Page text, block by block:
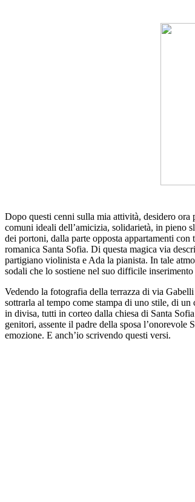
Dopo questi cenni sulla mia attività, desidero
comuni ideali dell’amicizia, solidarietà, in pieno
dei portoni, dalla parte opposta appartamenti
romanica Santa Sofia. Di questa magica via
partigiano violinista e Ada la pianista. In tale
sodali che lo sostiene nel suo difficile
Vedendo la fotografia della terrazza di via
sottrarla al tempo come stampa di uno stile, di
in divisa, tutti in corteo dalla chiesa di Santa
genitori, assente il padre della sposa
emozione. E anch’io scrivendo questi versi.